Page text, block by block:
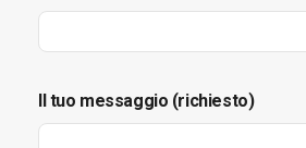
Il tuo messaggio (richiesto)